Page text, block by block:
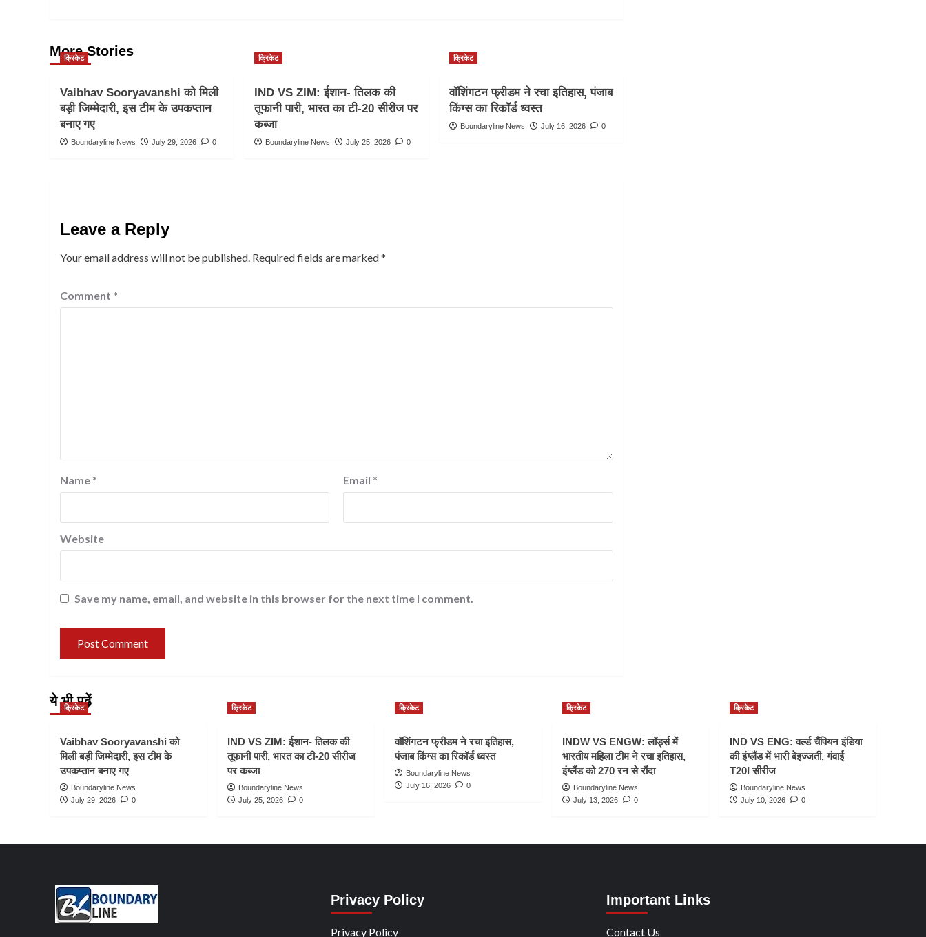
More Stories
क्रिकेट
Vaibhav Sooryavanshi को मिली
बड़ी जिम्मेदारी, इस टीम के उपकप्तान
बनाए गए
Boundaryline News July 29, 2026 0
क्रिकेट
IND VS ZIM: ईशान- तिलक की
तूफानी पारी, भारत का टी-20 सीरीज पर
कब्जा
Boundaryline News July 25, 2026 0
क्रिकेट
वॉशिंगटन फ्रीडम ने रचा इतिहास, पंजाब
किंग्स का रिकॉर्ड ध्वस्त
Boundaryline News July 16, 2026 0
Leave a Reply
Your email address will not be published. Required fields are marked*
Comment *
Name * Email *
Website
Save my name, email, and website in this browser for the next time I comment.
ये भी पढ़ें
क्रिकेट
Vaibhav Sooryavanshi को
मिली बड़ी जिम्मेदारी, इस टीम के
उपकप्तान बनाए गए
Boundaryline News
July 29, 2026
0
क्रिकेट
IND VS ZIM: ईशान- तिलक की
तूफानी पारी, भारत का टी-20 सीरीज
पर कब्जा
Boundaryline News
July 25, 2026
0
क्रिकेट
वॉशिंगटन फ्रीडम ने रचा इतिहास,
पंजाब किंग्स का रिकॉर्ड ध्वस्त
Boundaryline News
July 16, 2026
0
क्रिकेट
INDW VS ENGW: लॉर्ड्स में
भारतीय महिला टीम ने रचा इतिहास,
इंग्लैंड को 270 रन से रौंदा
Boundaryline News
July 13, 2026
0
क्रिकेट
IND VS ENG: वर्ल्ड चैंपियन इंडिया
की इंग्लैंड में भारी बेइज्जती, गंवाई
T20I सीरीज
Boundaryline News
July 10, 2026
0
Privacy Policy
Privacy Policy
Important Links
Contact Us